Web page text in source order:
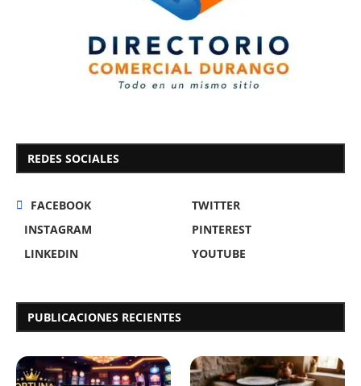
REDES SOCIALES
FACEBOOK
TWITTER
INSTAGRAM
PINTEREST
LINKEDIN
YOUTUBE
PUBLICACIONES RECIENTES